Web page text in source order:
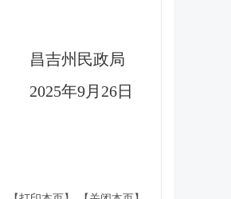
昌吉州民政局
2025年9月26日